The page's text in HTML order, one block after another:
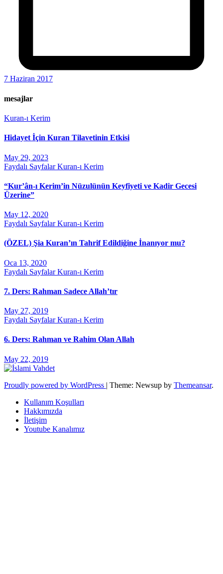
7 Haziran 2017
mesajlar
Kuran-ı Kerim
Hidayet İçin Kuran Tilavetinin Etkisi
May 29, 2023
Faydalı SayfalarKuran-ı Kerim
“Kur’ân-ı Kerim’in Nüzulünün Keyfiyeti ve Kadir Gecesi
Üzerine”
May 12, 2020
Faydalı SayfalarKuran-ı Kerim
(ÖZEL) Şia Kuran’ın Tahrif Edildiğine İnanıyor mu?
Oca 13, 2020
Faydalı SayfalarKuran-ı Kerim
7. Ders: Rahman Sadece Allah’tır
May 27, 2019
Faydalı SayfalarKuran-ı Kerim
6. Ders: Rahman ve Rahim Olan Allah
May 22, 2019
Proudly powered by WordPress | Theme: Newsup by Themeansar.
Kullanım Koşulları
Hakkımızda
İletişim
Youtube Kanalımız